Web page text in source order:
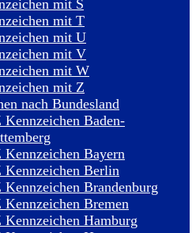
mit S
mit T
mit U
mit V
mit W
mit Z
nach Bundesland
Kennzeichen Baden-
Kennzeichen Bayern
Kennzeichen Berlin
Brandenburg
Kennzeichen Bremen
Kennzeichen Hamburg